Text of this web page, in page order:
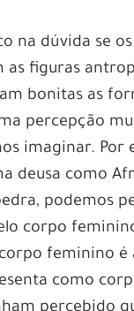
na dúvida se
as figuras
bonitas as
percepção
imaginar. Por
deusa como
podemos
corpo
feminino é
como